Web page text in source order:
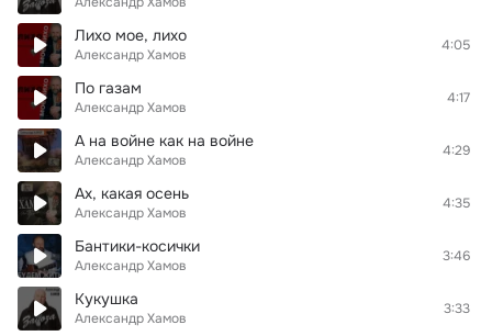
Лихо мое, лихо
Александр Хамов
4:05
По газам
Александр Хамов
4:17
А на войне как на войне
Александр Хамов
4:29
Ах, какая осень
Александр Хамов
4:35
Бантики-косички
Александр Хамов
3:46
Кукушка
Александр Хамов
3:33